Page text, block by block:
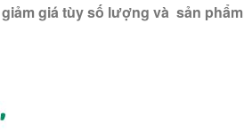
giá tùy số lượng và sản phẩm